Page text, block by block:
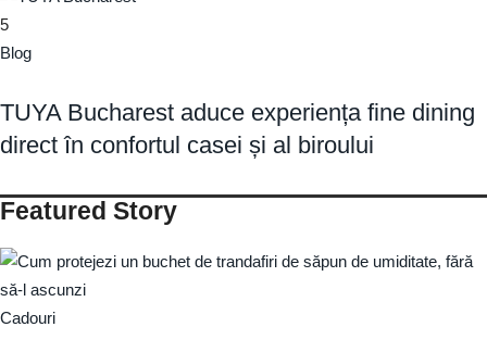
5
Blog
TUYA Bucharest aduce experiența fine dining
direct în confortul casei și al biroului
Featured Story
Cadouri